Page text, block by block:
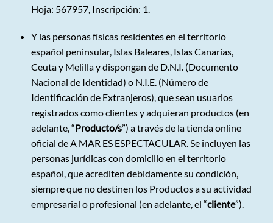
Hoja: 567957, Inscripción: 1.
Y las personas físicas residentes en el territorio
español peninsular, Islas Baleares, Islas Canarias,
Ceuta y Melilla y dispongan de D.N.I. (Documento
Nacional de Identidad) o N.I.E. (Número de
Identificación de Extranjeros), que sean usuarios
registrados como clientes y adquieran productos (en
adelante, “Producto/s”) a través de la tienda online
oficial de A MAR ES ESPECTACULAR. Se incluyen las
personas jurídicas con domicilio en el territorio
español, que acrediten debidamente su condición,
siempre que no destinen los Productos a su actividad
empresarial o profesional (en adelante, el “cliente”).